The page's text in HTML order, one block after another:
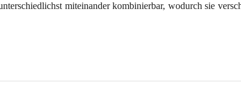
miteinander kombinierbar, wodurch sie